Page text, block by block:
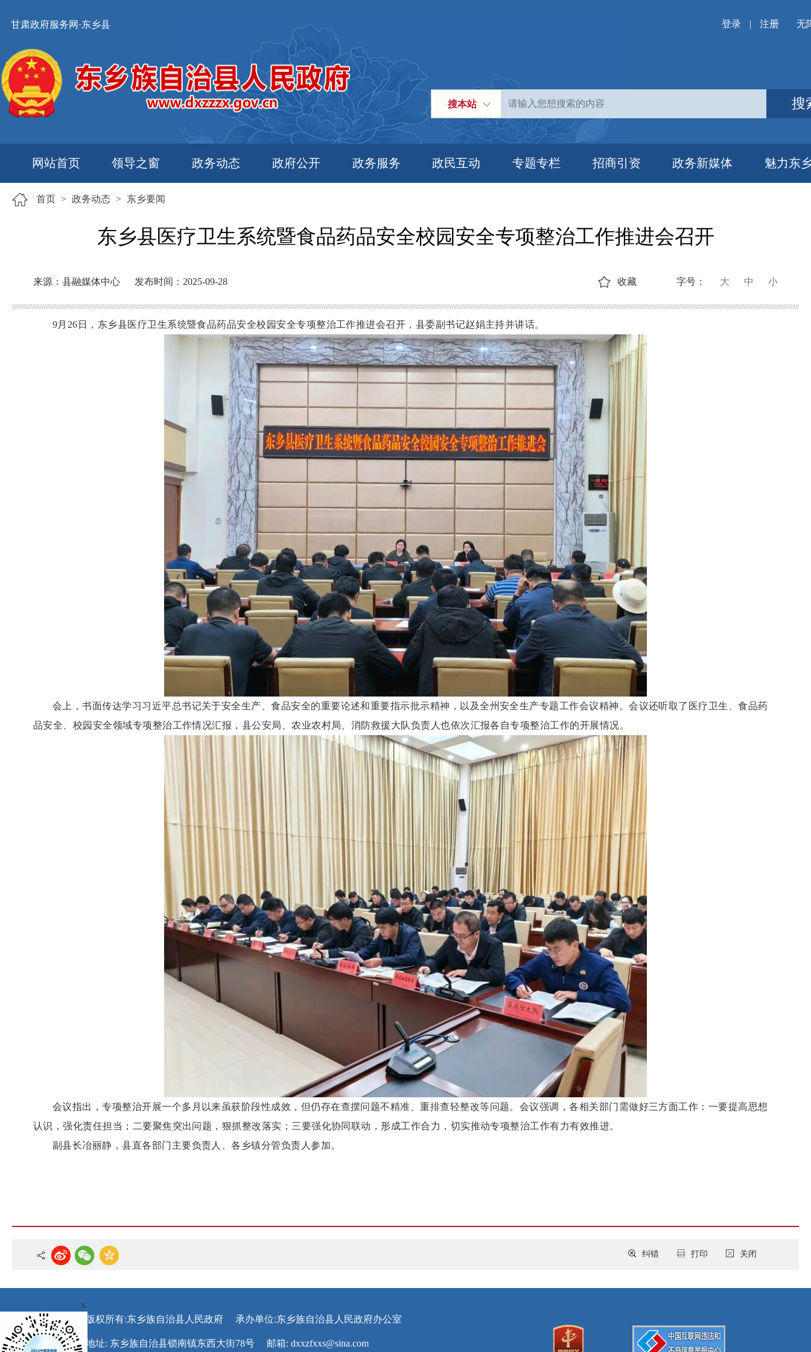
甘肃政府服务网·东乡县 登录 | 注册 无
搜本站 搜
网站首页 领导之窗 政务动态 政府公开 政务服务 政民互动 专题专栏 招商引资 政务新媒体 魅力东
首页 > 政务动态 > 东乡要闻
东乡县医疗卫生系统暨食品药品安全校园安全专项整治工作推进会召开
来源：县融媒体中心 发布时间：2025-09-28 字号： 大 中 小
收藏
9月26日，东乡县医疗卫生系统暨食品药品安全校园安全专项整治工作推进会召开，县委副书记赵娟主持并讲话。
会上，书面传达学习习近平总书记关于安全生产、食品安全的重要论述和重要指示批示精神，以及全州安全生产专题工作会议精神。会议还听取了医疗卫生、食品药
品安全、校园安全领域专项整治工作情况汇报，县公安局、农业农村局、消防救援大队负责人也依次汇报各自专项整治工作的开展情况。
会议指出，专项整治开展一个多月以来虽获阶段性成效，但仍存在查摆问题不精准、重排查轻整改等问题。会议强调，各相关部门需做好三方面工作：一要提高思想
认识，强化责任担当；二要聚焦突出问题，狠抓整改落实；三要强化协同联动，形成工作合力，切实推动专项整治工作有力有效推进。
副县长冶丽静，县直各部门主要负责人、各乡镇分管负责人参加。
关闭
打印
纠错
版权所有:东乡族自治县人民政府 承办单位:东乡族自治县人民政府办公室
地址: 东乡族自治县锁南镇东西大街78号 邮箱: dxxzfxxs@sina.com
x